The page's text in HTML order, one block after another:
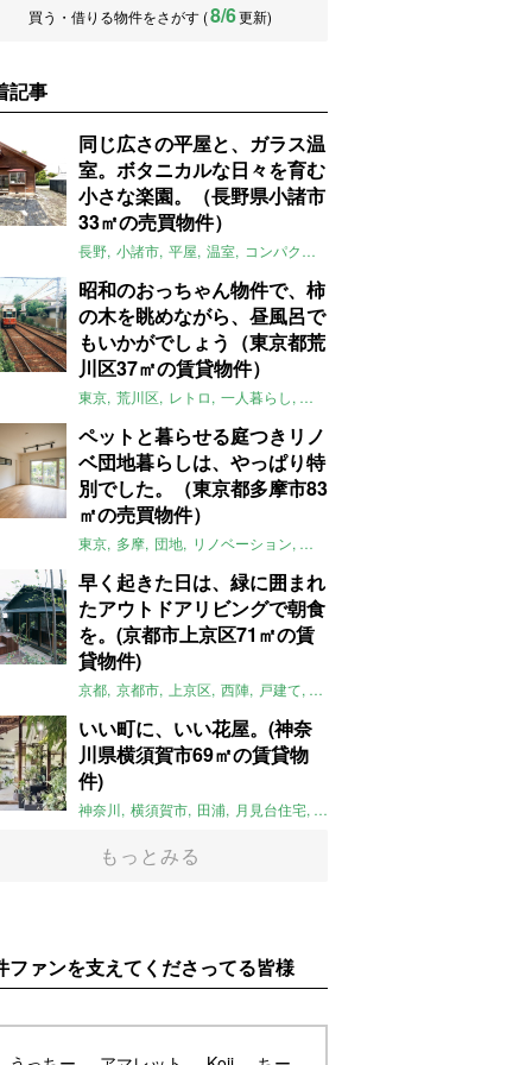
買う・借りる物件をさがす (8/6更新)
記事
同じ広さの平屋と、ガラス温
室。ボタニカルな日々を育む
小さな楽園。（長野県小諸市
33㎡の売買物件）
長野 小諸市 平屋 温室 コンパクト
昭和のおっちゃん物件で、柿
の木を眺めながら、昼風呂で
もいかがでしょう（東京都荒
川区37㎡の賃貸物件）
東京 荒川区 レトロ 一人暮らし タイル
ペットと暮らせる庭つきリノ
ベ団地暮らしは、やっぱり特
別でした。（東京都多摩市83
㎡の売買物件）
東京 多摩 団地 リノベーション 庭
早く起きた日は、緑に囲まれ
たアウトドアリビングで朝食
を。(京都市上京区71㎡の賃
貸物件)
京都 京都市 上京区 西陣 戸建て 平屋
いい町に、いい花屋。(神奈
川県横須賀市69㎡の賃貸物
件)
神奈川 横須賀市 田浦 月見台住宅 一軒家
もっとみる
ファンを支えてくださってる皆様